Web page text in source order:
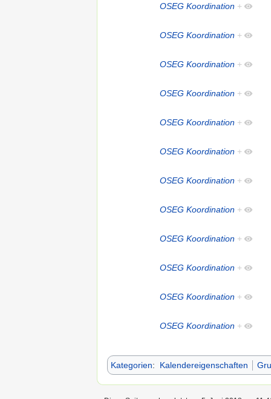
OSEG Koordination +
OSEG Koordination +
OSEG Koordination +
OSEG Koordination +
OSEG Koordination +
OSEG Koordination +
OSEG Koordination +
OSEG Koordination +
OSEG Koordination +
OSEG Koordination +
OSEG Koordination +
OSEG Koordination +
Kategorien: Kalendereigenschaften